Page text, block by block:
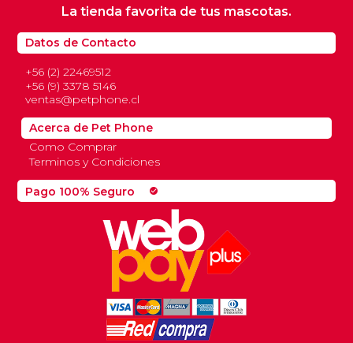
Pago 100% Seguro check_circle
Datos de Contacto
+56 (2) 22469512
+56 (9) 3378 5146
ventas@petphone.cl
La tienda favorita de tus mascotas.
Acerca de Pet Phone
Como Comprar
Terminos y Condiciones